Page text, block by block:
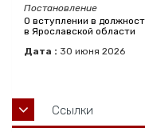
Постановление
О вступлении в
в Ярославской области
Дата : 30 июня 2026
Ссылки